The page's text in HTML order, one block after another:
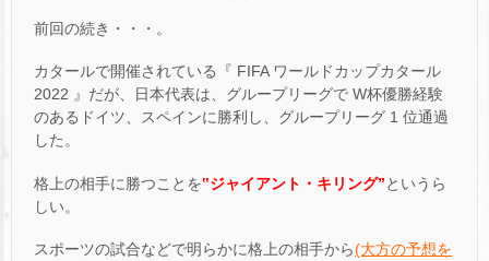
前回の続き・・・。
カタールで開催されている『 FIFA ワールドカップカタール
2022 』だが、日本代表は、グループリーグで W杯優勝経験
のあるドイツ、スペインに勝利し、グループリーグ 1 位通過
した。
格上の相手に勝つことを‟ジャイアント・キリング”というら
しい。
スポーツの試合などで明らかに格上の相手から(大方の予想を